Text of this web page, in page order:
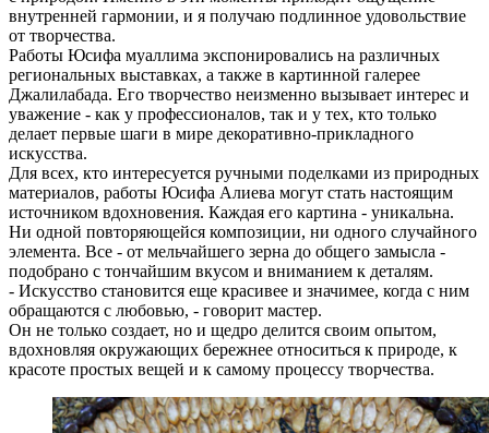
внутренней гармонии, и я получаю подлинное удовольствие
от творчества.
Работы Юсифа муаллима экспонировались на различных
региональных выставках, а также в картинной галерее
Джалилабада. Его творчество неизменно вызывает интерес и
уважение - как у профессионалов, так и у тех, кто только
делает первые шаги в мире декоративно-прикладного
искусства.
Для всех, кто интересуется ручными поделками из природных
материалов, работы Юсифа Алиева могут стать настоящим
источником вдохновения. Каждая его картина - уникальна.
Ни одной повторяющейся композиции, ни одного случайного
элемента. Все - от мельчайшего зерна до общего замысла -
подобрано с тончайшим вкусом и вниманием к деталям.
- Искусство становится еще красивее и значимее, когда с ним
обращаются с любовью, - говорит мастер.
Он не только создает, но и щедро делится своим опытом,
вдохновляя окружающих бережнее относиться к природе, к
красоте простых вещей и к самому процессу творчества.